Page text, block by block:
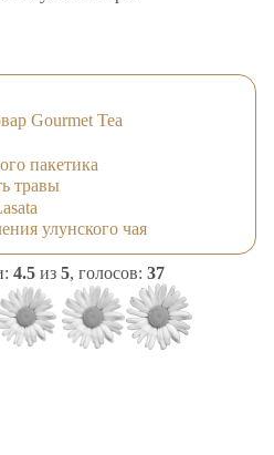
Gourmet Tea
пакетика
травы
улунского чая
4.5 из 5, голосов: 37